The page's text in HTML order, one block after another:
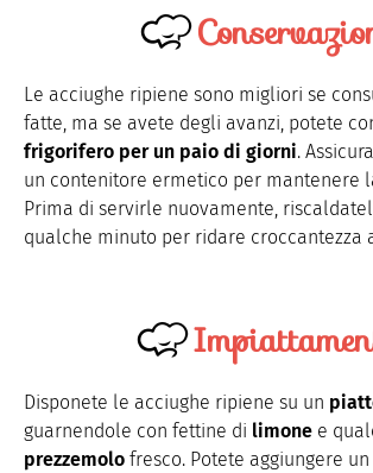
Le acciughe ripiene sono migliori se
fatte, ma se avete degli avanzi, potete
frigorifero per un paio di giorni.
un contenitore ermetico per mantenere
Prima di servirle nuovamente,
qualche minuto per ridare croccantezza
Disponete le acciughe ripiene su un
guarnendole con fettine di limone e
prezzemolo fresco. Potete aggiungere